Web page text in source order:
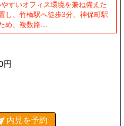
すいオフィス環境を兼ね備えた
し、竹橋駅へ徒歩3分、神保町駅
め、複数路…
円
内見を予約